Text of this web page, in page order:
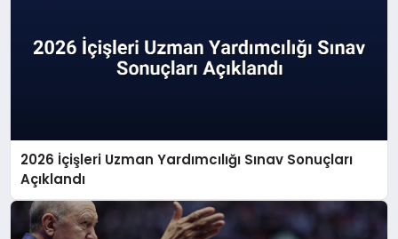
2026 İçişleri Uzman Yardımcılığı Sınav Sonuçları
Açıklandı